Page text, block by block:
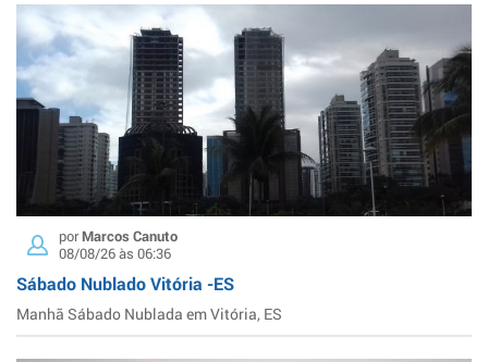
porMarcos Canuto
08/08/26 às 06:36
Sábado Nublado Vitória -ES
Manhã Sábado Nublada em Vitória, ES